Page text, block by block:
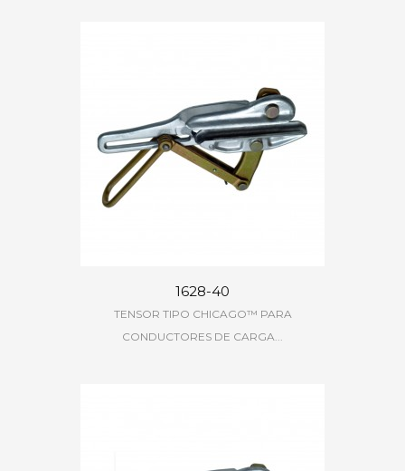
1628-40
TENSOR TIPO CHICAGO™ PARA
CONDUCTORES DE CARGA...